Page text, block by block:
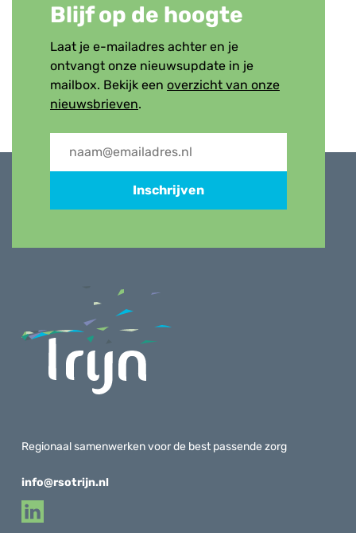
Blijf op de hoogte
Laat je e-mailadres achter en je
ontvangt onze nieuwsupdate in je
mailbox. Bekijk een overzicht van onze
nieuwsbrieven.
Inschrijven
Regionaal samenwerken voor de best passende zorg
info@rsotrijn.nl